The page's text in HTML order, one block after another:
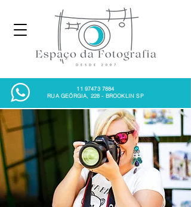
11 97473 7884
RUA GEÓRGIA, 228 - BROOKLIN SP